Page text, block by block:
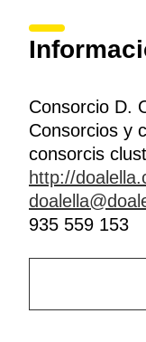
Consorcio D.
Consorcios y
consorcis
http://
935 559 153